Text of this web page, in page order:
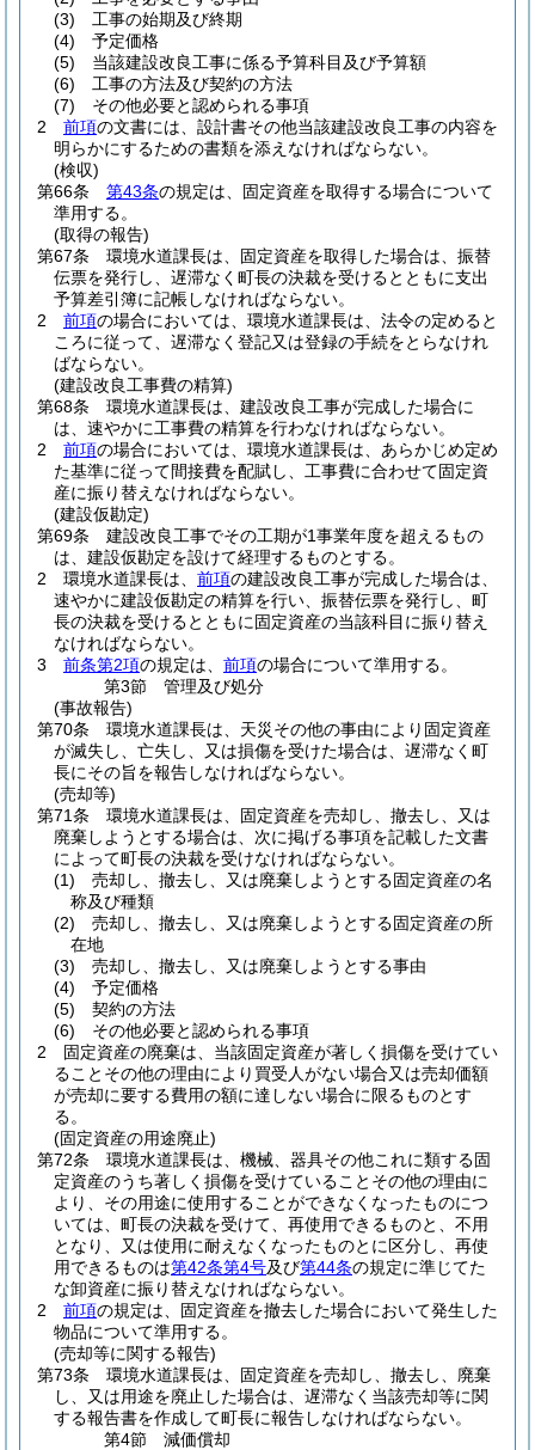
(3)
工事の始期及び終期
(4)
予定価格
(5)
当該建設改良工事に係る予算科目及び予算額
(6)
工事の方法及び契約の方法
(7)
その他必要と認められる事項
2
前項の文書には、設計書その他当該建設改良工事の内容を
明らかにするための書類を添えなければならない。
(検収)
第66条
第43条の規定は、固定資産を取得する場合について
準用する。
(取得の報告)
第67条
環境水道課長は、固定資産を取得した場合は、振替
伝票を発行し、遅滞なく町長の決裁を受けるとともに支出
予算差引簿に記帳しなければならない。
2
前項の場合においては、環境水道課長は、法令の定めると
ころに従って、遅滞なく登記又は登録の手続をとらなけれ
ばならない。
(建設改良工事費の精算)
第68条
環境水道課長は、建設改良工事が完成した場合に
は、速やかに工事費の精算を行わなければならない。
2
前項の場合においては、環境水道課長は、あらかじめ定め
た基準に従って間接費を配賦し、工事費に合わせて固定資
産に振り替えなければならない。
(建設仮勘定)
第69条
建設改良工事でその工期が1事業年度を超えるもの
は、建設仮勘定を設けて経理するものとする。
2
環境水道課長は、 前項の建設改良工事が完成した場合は、
速やかに建設仮勘定の精算を行い、振替伝票を発行し、町
長の決裁を受けるとともに固定資産の当該科目に振り替え
なければならない。
3
前条第2項の規定は、 前項の場合について準用する。
第3節
管理及び処分
(事故報告)
第70条
環境水道課長は、天災その他の事由により固定資産
が滅失し、亡失し、又は損傷を受けた場合は、遅滞なく町
長にその旨を報告しなければならない。
(売却等)
第71条
環境水道課長は、固定資産を売却し、撤去し、又は
廃棄しようとする場合は、次に掲げる事項を記載した文書
によって町長の決裁を受けなければならない。
(1)
売却し、撤去し、又は廃棄しようとする固定資産の名
称及び種類
(2)
売却し、撤去し、又は廃棄しようとする固定資産の所
在地
(3)
売却し、撤去し、又は廃棄しようとする事由
(4)
予定価格
(5)
契約の方法
(6)
その他必要と認められる事項
2
固定資産の廃棄は、当該固定資産が著しく損傷を受けてい
ることその他の理由により買受人がない場合又は売却価額
が売却に要する費用の額に達しない場合に限るものとす
る。
(固定資産の用途廃止)
第72条
環境水道課長は、機械、器具その他これに類する固
定資産のうち著しく損傷を受けていることその他の理由に
より、その用途に使用することができなくなったものにつ
いては、町長の決裁を受けて、再使用できるものと、不用
となり、又は使用に耐えなくなったものとに区分し、再使
用できるものは第42条第4号及び第44条の規定に準じてた
な卸資産に振り替えなければならない。
2
前項の規定は、固定資産を撤去した場合において発生した
物品について準用する。
(売却等に関する報告)
第73条
環境水道課長は、固定資産を売却し、撤去し、廃棄
し、又は用途を廃止した場合は、遅滞なく当該売却等に関
する報告書を作成して町長に報告しなければならない。
第4節
減価償却